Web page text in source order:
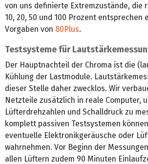
von uns definierte Extremzustände, die
10, 20, 50 und 100 Prozent entsprechen
Vorgaben von 80Plus.
Testsysteme für
Der Hauptnachteil der Chroma ist die
Kühlung der Lastmodule.
dieser Stelle daher zwecklos. Wir
Netzteile zusätzlich in reale Computer,
Lüfterdrehzahlen und Schalldruck zu
komplett passiven Testsystemen
eventuelle Elektronikgeräusche oder
wahrnehmen. Vor Beginn der
allen Lüftern zudem 90 Minuten